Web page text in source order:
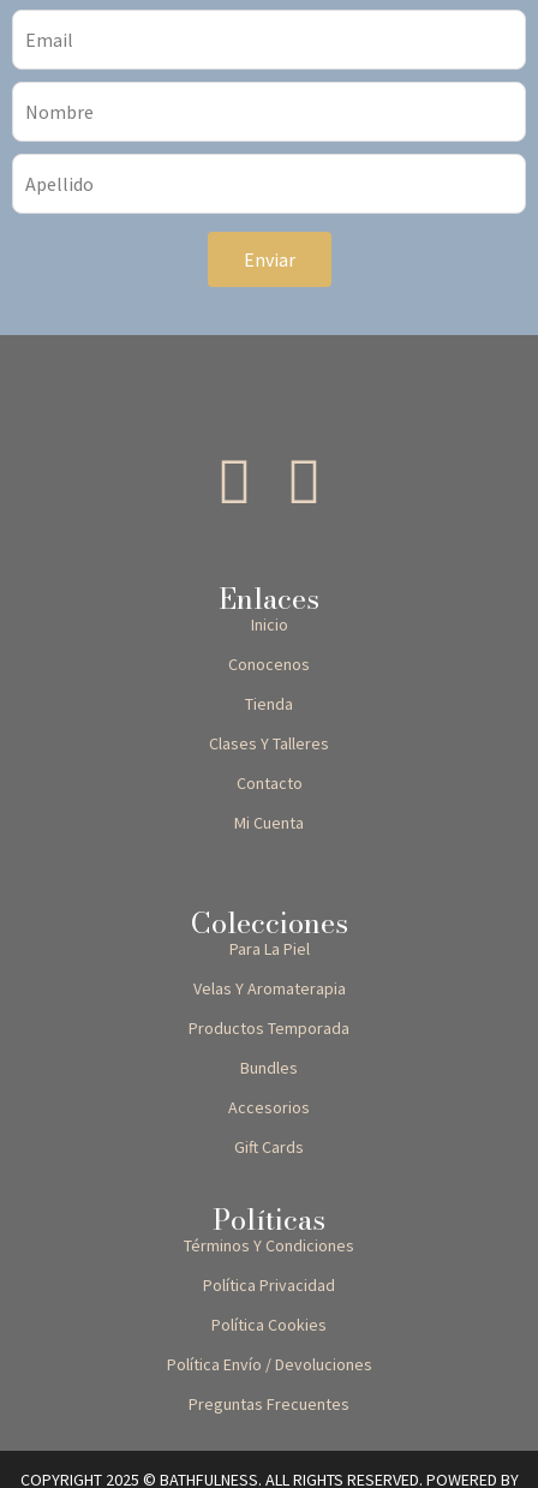
Enviar
Enlaces
Inicio
Conocenos
Tienda
Clases Y Talleres
Contacto
Mi Cuenta
Colecciones
Para La Piel
Velas Y Aromaterapia
Productos Temporada
Bundles
Accesorios
Gift Cards
Políticas
Términos Y Condiciones
Política Privacidad
Política Cookies
Política Envío / Devoluciones
Preguntas Frecuentes
COPYRIGHT 2025 © BATHFULNESS. ALL RIGHTS RESERVED. POWERED BY